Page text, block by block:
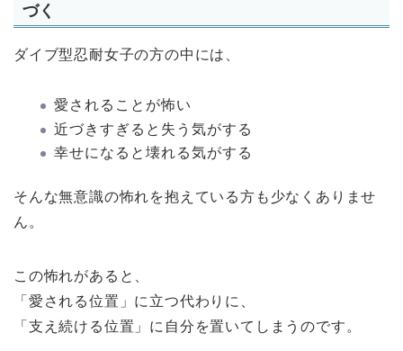
づく
ダイブ型忍耐女子の方の中には、
愛されることが怖い
近づきすぎると失う気がする
幸せになると壊れる気がする
そんな無意識の怖れを抱えている方も少なくありませ
ん。
この怖れがあると、
「愛される位置」に立つ代わりに、
「支え続ける位置」に自分を置いてしまうのです。